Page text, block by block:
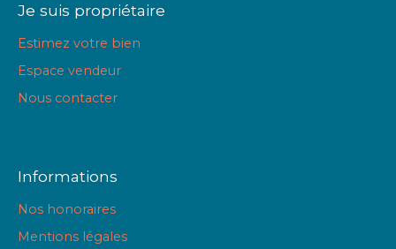
Je suis propriétaire
Estimez votre bien
Espace vendeur
Nous contacter
Informations
Nos honoraires
Mentions légales